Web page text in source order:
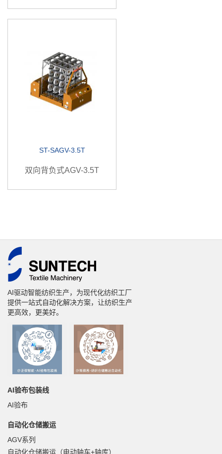
ST-SAGV-3.5T
双向背负式AGV-3.5T
AI驱动智能纺织生产，为现代化纺织工厂
提供一站式自动化解决方案，让纺织生产
更高效，更美好。
AI验布包装线
AI验布
自动化仓储搬运
AGV系列
自动化仓储搬运（电动轴车+轴库）